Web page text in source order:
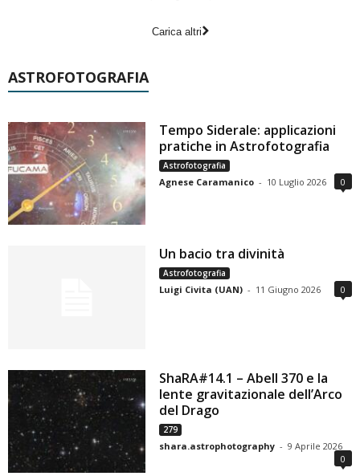
Carica altri
ASTROFOTOGRAFIA
Tempo Siderale: applicazioni
pratiche in Astrofotografia
Astrofotografia
Agnese Caramanico - 10 Luglio 2026 0
Un bacio tra divinità
Astrofotografia
Luigi Civita (UAN) - 11 Giugno 2026 0
ShaRA#14.1 – Abell 370 e la
lente gravitazionale dell’Arco
del Drago
279
shara.astrophotography - 9 Aprile 2026
0